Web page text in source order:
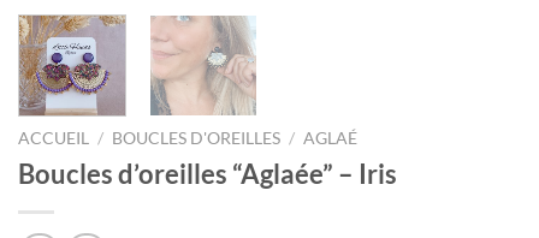
ACCUEIL / BOUCLES D'OREILLES / AGLAÉ
Boucles d’oreilles “Aglaée” – Iris